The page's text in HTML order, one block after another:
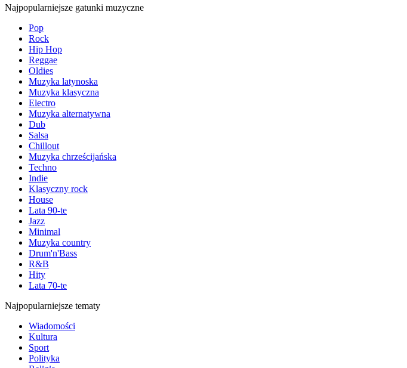
Najpopularniejsze gatunki muzyczne
Pop
Rock
Hip Hop
Reggae
Oldies
Muzyka latynoska
Muzyka klasyczna
Electro
Muzyka alternatywna
Dub
Salsa
Chillout
Muzyka chrześcijańska
Techno
Indie
Klasyczny rock
House
Lata 90-te
Jazz
Minimal
Muzyka country
Drum'n'Bass
R&B
Hity
Lata 70-te
Najpopularniejsze tematy
Wiadomości
Kultura
Sport
Polityka